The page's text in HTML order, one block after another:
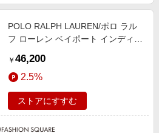
POLO RALPH LAUREN/ポロ ラル
フ ローレン ベイポート インディゴ
ー L
￥ 46,200
2.5%
ストアにすすむ